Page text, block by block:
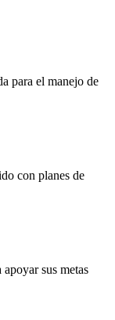
para el manejo de
con planes de
sus metas